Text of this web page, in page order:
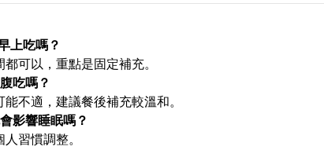
上吃嗎？
可以，重點是固定補充。
吃嗎？
不適，建議餐後補充較溫和。
影響睡眠嗎？
習慣調整。